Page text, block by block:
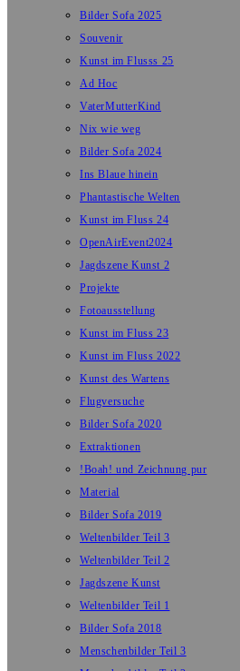
Bilder Sofa 2025
Souvenir
Kunst im Flusss 25
Ad Hoc
VaterMutterKind
Nix wie weg
Bilder Sofa 2024
Ins Blaue hinein
Phantastische Welten
Kunst im Fluss 24
OpenAirEvent2024
Jagdszene Kunst 2
Projekte
Fotoausstellung
Kunst im Fluss 23
Kunst im Fluss 2022
Kunst des Wartens
Flugversuche
Bilder Sofa 2020
Extraktionen
!Boah! und Zeichnung pur
Material
Bilder Sofa 2019
Weltenbilder Teil 3
Weltenbilder Teil 2
Jagdszene Kunst
Weltenbilder Teil 1
Bilder Sofa 2018
Menschenbilder Teil 3